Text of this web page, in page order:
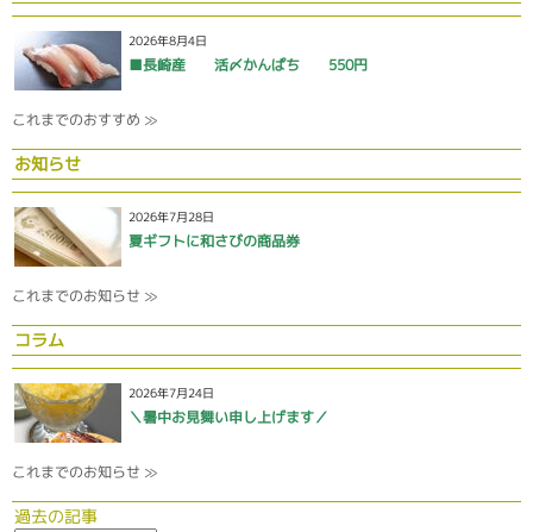
2026年8月4日
■長崎産 活〆かんぱち 550円
これまでのおすすめ ≫
お知らせ
2026年7月28日
夏ギフトに和さびの商品券
これまでのお知らせ ≫
コラム
2026年7月24日
＼暑中お見舞い申し上げます／
これまでのお知らせ ≫
過去の記事